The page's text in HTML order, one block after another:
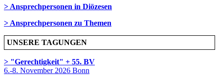
> Ansprechpersonen in Diözesen
> Ansprechpersonen zu Themen
UNSERE TAGUNGEN
> "Gerechtigkeit" + 55. BV
6.-8. November 2026 Bonn